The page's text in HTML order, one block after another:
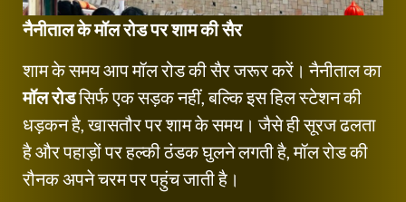
नैनीताल के मॉल रोड पर शाम की सैर
शाम के समय आप मॉल रोड की सैर जरूर करें। नैनीताल का
मॉल रोडसिर्फ एक सड़क नहीं, बल्कि इस हिल स्टेशन की
धड़कन है, खासतौर पर शाम के समय। जैसे ही सूरज ढलता
है और पहाड़ों पर हल्की ठंडक घुलने लगती है, मॉल रोड की
रौनक अपने चरम पर पहुंच जाती है।